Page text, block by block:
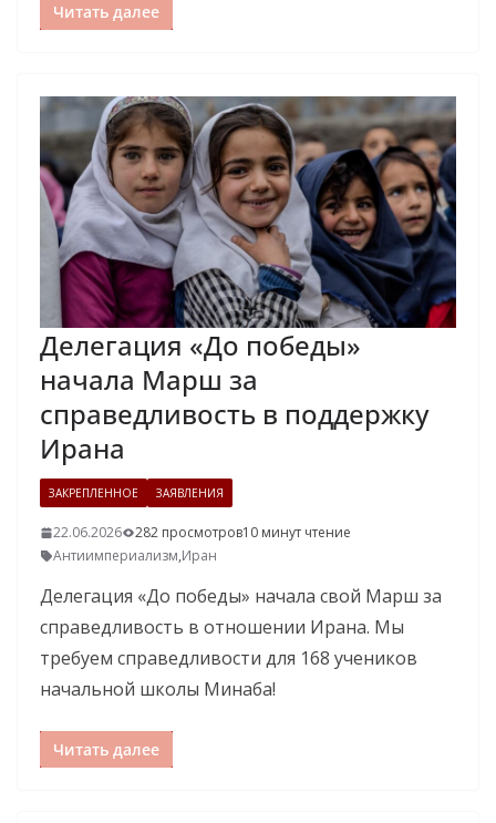
Читать далее
Делегация «До победы»
начала Марш за
справедливость в поддержку
Ирана
ЗАКРЕПЛЕННОЕ ЗАЯВЛЕНИЯ
22.06.2026 282 просмотров10 минут чтение
Антиимпериализм,Иран
Делегация «До победы» начала свой Марш за
справедливость в отношении Ирана. Мы
требуем справедливости для 168 учеников
начальной школы Минаба!
Читать далее